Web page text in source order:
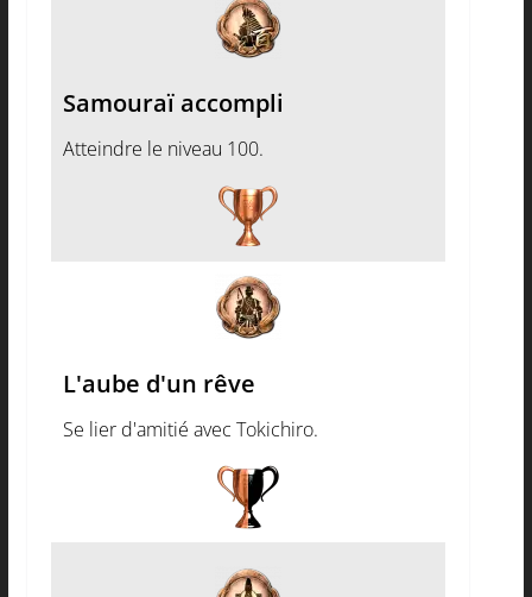
Samouraï accompli
Atteindre le niveau 100.
L'aube d'un rêve
Se lier d'amitié avec Tokichiro.